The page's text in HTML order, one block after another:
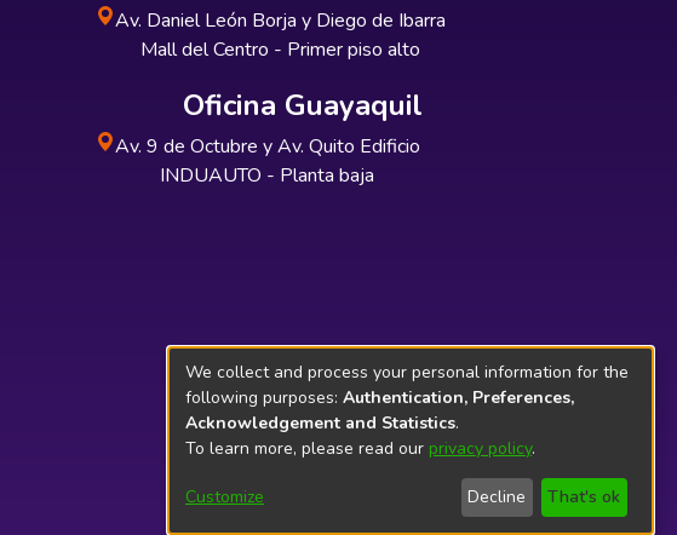
Av. Daniel León Borja y Diego de Ibarra
Mall del Centro - Primer piso alto
Oficina Guayaquil
Av. 9 de Octubre y Av. Quito Edificio
INDUAUTO - Planta baja
We collect and process your personal information for the
following purposes: Authentication, Preferences,
Acknowledgement and Statistics.
To learn more, please read our privacy policy.
Customize Decline That's ok